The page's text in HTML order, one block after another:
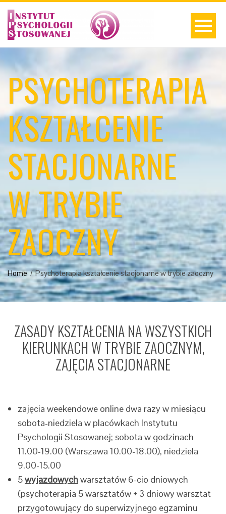
PSYCHOTERAPIA
KSZTAŁCENIE
STACJONARNE
W TRYBIE
ZAOCZNY
Home Psychoterapia kształcenie stacjonarne w trybie zaoczny
ZASADY KSZTAŁCENIA NA WSZYSTKICH
KIERUNKACH W TRYBIE ZAOCZNYM,
ZAJĘCIA STACJONARNE
zajęcia weekendowe online dwa razy w miesiącu
sobota-niedziela w placówkach Instytutu
Psychologii Stosowanej; sobota w godzinach
11.00-19.00 (Warszawa 10.00-18.00), niedziela
9.00-15.00
5wyjazdowychwarsztatów 6-cio dniowych
(psychoterapia 5 warsztatów + 3 dniowy warsztat
przygotowujący do superwizyjnego egzaminu